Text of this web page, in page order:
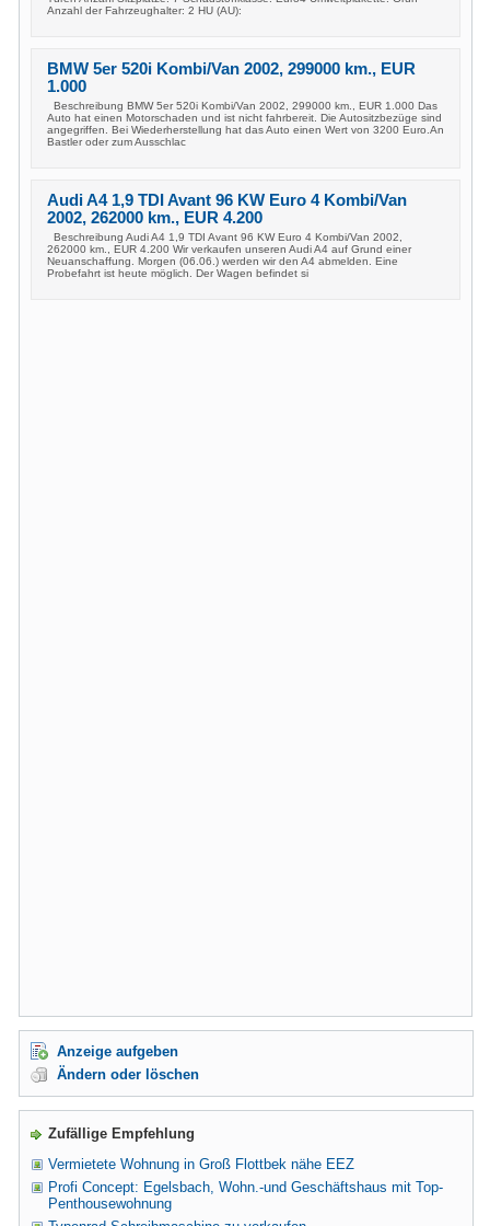
Anzahl der Fahrzeughalter: 2 HU (AU):
BMW 5er 520i Kombi/Van 2002, 299000 km., EUR
1.000
Beschreibung BMW 5er 520i Kombi/Van 2002, 299000 km., EUR 1.000 Das
Auto hat einen Motorschaden und ist nicht fahrbereit. Die Autositzbezüge sind
angegriffen. Bei Wiederherstellung hat das Auto einen Wert von 3200 Euro.An
Bastler oder zum Ausschlac
Audi A4 1,9 TDI Avant 96 KW Euro 4 Kombi/Van
2002, 262000 km., EUR 4.200
Beschreibung Audi A4 1,9 TDI Avant 96 KW Euro 4 Kombi/Van 2002,
262000 km., EUR 4.200 Wir verkaufen unseren Audi A4 auf Grund einer
Neuanschaffung. Morgen (06.06.) werden wir den A4 abmelden. Eine
Probefahrt ist heute möglich. Der Wagen befindet si
Anzeige aufgeben
Ändern oder löschen
Zufällige Empfehlung
Vermietete Wohnung in Groß Flottbek nähe EEZ
Profi Concept: Egelsbach, Wohn.-und Geschäftshaus mit Top-
Penthousewohnung